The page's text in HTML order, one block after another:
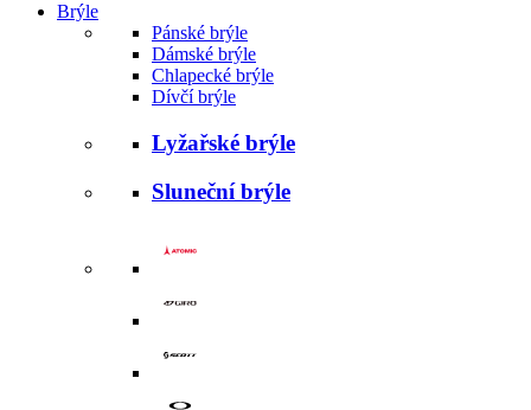
Brýle
Pánské brýle
Dámské brýle
Chlapecké brýle
Dívčí brýle
Lyžařské brýle
Sluneční brýle